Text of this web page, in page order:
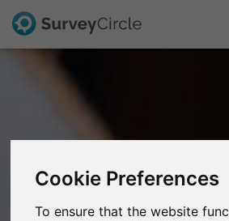
Cookie Preferences
To ensure that the website